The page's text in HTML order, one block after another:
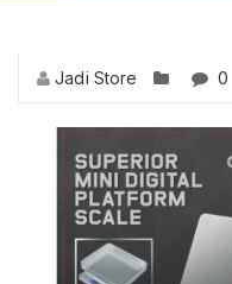
Jadi Store 0